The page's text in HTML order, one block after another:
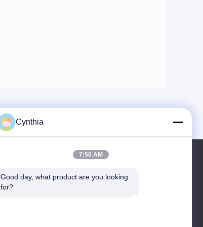
견적 요청
Cynthia
7:50 AM
Good day, what product are you looking
for?